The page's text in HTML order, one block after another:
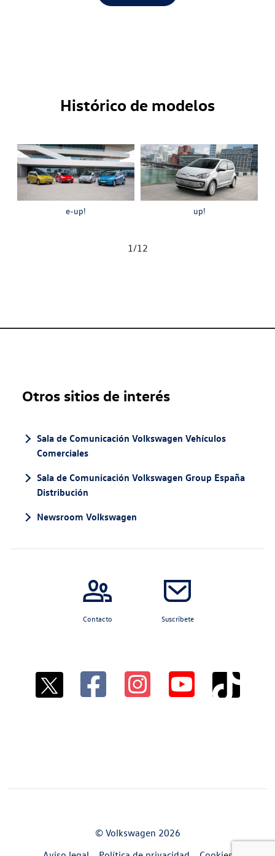
Histórico de modelos
e-up! up!
1 /12
Otros sitios de interés
Sala de Comunicación Volkswagen Vehículos
Comerciales
Sala de Comunicación Volkswagen Group España
Distribución
Newsroom Volkswagen
Contacto Suscríbete
© Volkswagen 2026